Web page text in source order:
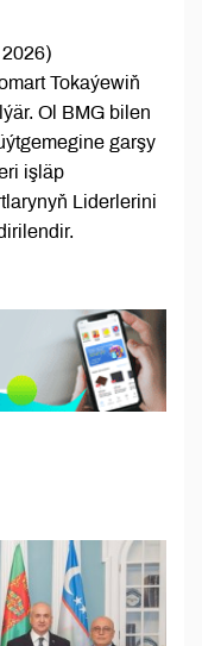
Tokaýewiň
Ol BMG bilen
garşy
işläp
Liderlerini